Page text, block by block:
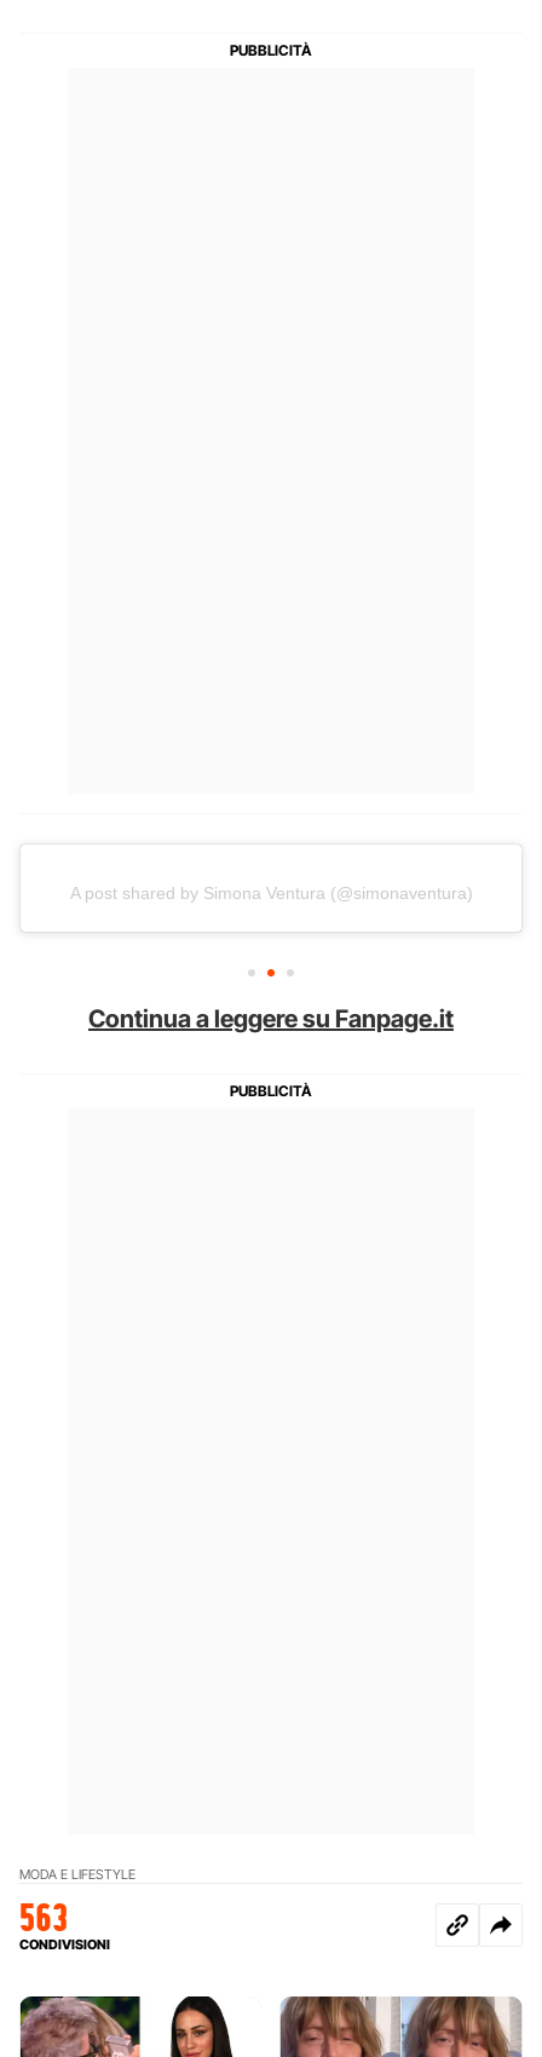
A post shared by Simona Ventura (@simonaventura)
Continua a leggere su Fanpage.it
MODA E LIFESTYLE
563
CONDIVISIONI